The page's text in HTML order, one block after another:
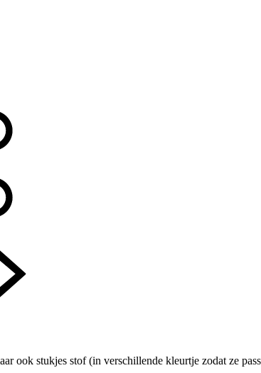
ook stukjes stof (in verschillende kleurtje zodat ze